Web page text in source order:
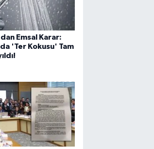
Emsal Karar:
'Ter Kokusu' Tam